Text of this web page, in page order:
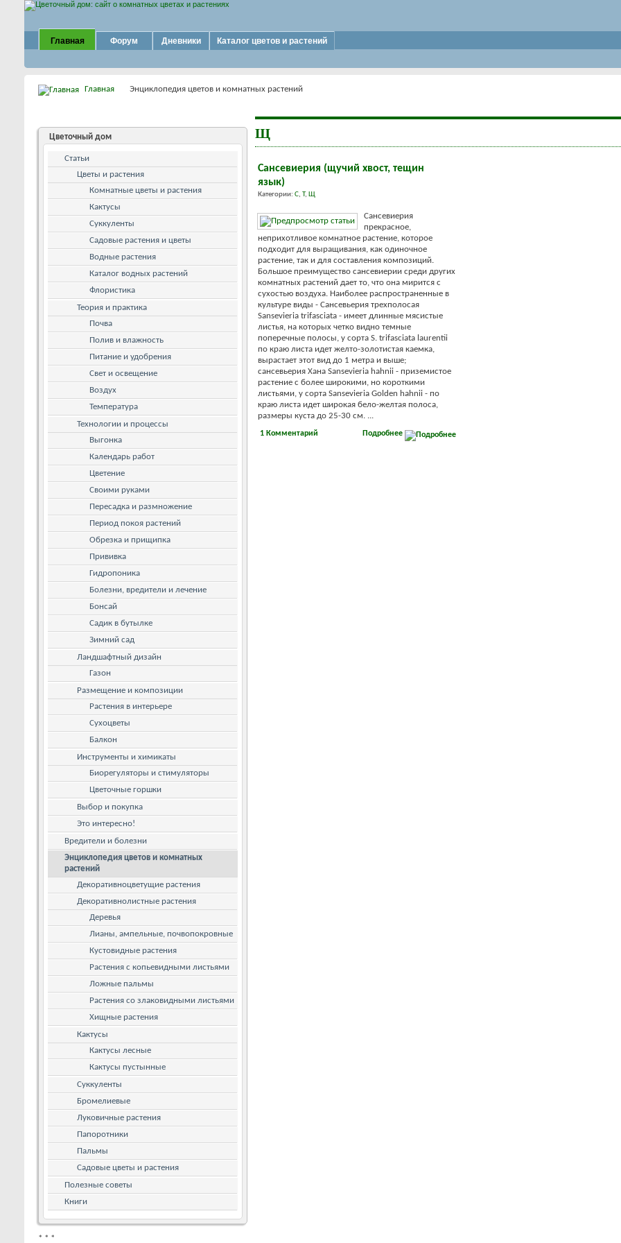
Главная Форум Дневники Каталог цветов и растений
Главная Энциклопедия цветов и комнатных растений
Щ
Сансевиерия (щучий хвост, тещин
язык)
Категории: С, Т, Щ
Сансевиерия
прекрасное,
неприхотливое комнатное растение, которое
подходит для выращивания, как одиночное
растение, так и для составления композиций.
Большое преимущество сансевиерии среди других
комнатных растений дает то, что она мирится с
сухостью воздуха. Наиболее распространенные в
культуре виды - Cансевьерия трехполосая
Sansevieria trifasciata - имеет длинные мясистые
листья, на которых четко видно темные
поперечные полосы, у сорта S. trifasciata laurentii
по краю листа идет желто-золотистая каемка,
вырастает этот вид до 1 метра и выше;
сансевьерия Хана Sansevieria hahnii - приземистое
растение с более широкими, но короткими
листьями, у сорта Sansevieria Golden hahnii - по
краю листа идет широкая бело-желтая полоса,
размеры куста до 25-30 см. ...
Подробнее
1 Комментарий
Цветочный дом
Статьи
Цветы и растения
Комнатные цветы и растения
Кактусы
Суккуленты
Садовые растения и цветы
Водные растения
Каталог водных растений
Флористика
Теория и практика
Почва
Полив и влажность
Питание и удобрения
Свет и освещение
Воздух
Температура
Технологии и процессы
Выгонка
Календарь работ
Цветение
Своими руками
Пересадка и размножение
Период покоя растений
Обрезка и прищипка
Прививка
Гидропоника
Болезни, вредители и лечение
Бонсай
Садик в бутылке
Зимний сад
Ландшафтный дизайн
Газон
Размещение и композиции
Растения в интерьере
Сухоцветы
Балкон
Инструменты и химикаты
Биорегуляторы и стимуляторы
Цветочные горшки
Выбор и покупка
Это интересно!
Вредители и болезни
Энциклопедия цветов и комнатных
растений
Декоративноцветущие растения
Декоративнолистные растения
Деревья
Лианы, ампельные, почвопокровные
Кустовидные растения
Растения с копьевидными листьями
Ложные пальмы
Растения со злаковидными листьями
Хищные растения
Кактусы
Кактусы лесные
Кактусы пустынные
Суккуленты
Бромелиевые
Луковичные растения
Папоротники
Пальмы
Садовые цветы и растения
Полезные советы
Книги
* * *